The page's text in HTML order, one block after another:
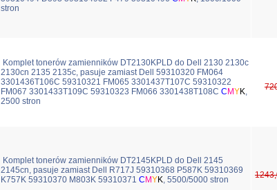
stron
Komplet tonerów zamienników DT2130KPLD do Dell 2130 2130c
2130cn 2135 2135c, pasuje zamiast Dell 59310320 FM064
3301436T106C 59310321 FM065 3301437T107C 59310322
FM067 3301433T109C 59310323 FM066 3301438T108C C MYK,
2500 stron
Komplet tonerów zamienników DT2145KPLD do Dell 2145
2145cn, pasuje zamiast Dell R717J 59310368 P587K 59310369
K757K 59310370 M803K 59310371 C MYK, 5500/5000 stron